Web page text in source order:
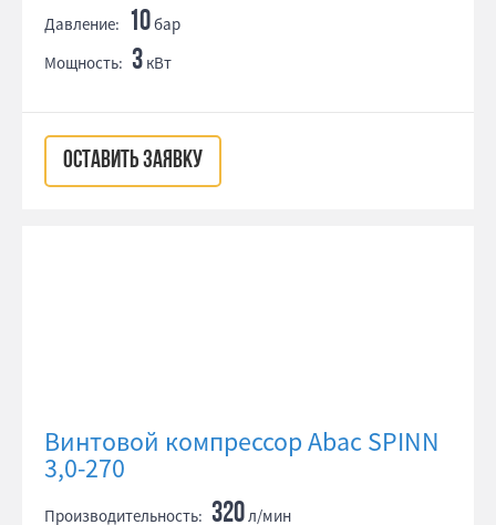
Давление: 10бар
Мощность: 3 кВт
ОСТАВИТЬ ЗАЯВКУ
Винтовой компрессор Abac SPINN
3,0-270
Производительность: 320л/мин